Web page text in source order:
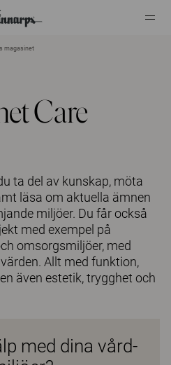
magasinet
Care
ta del av kunskap, möta
läsa om aktuella ämnen
miljöer. Du får också
med exempel på
omsorgsmiljöer, med
Allt med funktion,
även estetik, trygghet och
med dina vård-